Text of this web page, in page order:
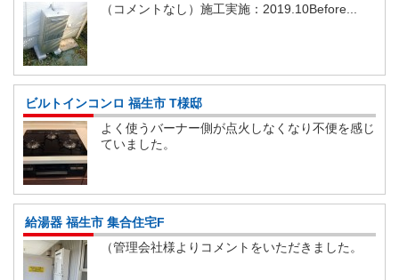
（コメントなし）施工実施：2019.10Before...
ビルトインコンロ 福生市 T様邸
よく使うバーナー側が点火しなくなり不便を感じ
ていました。
給湯器 福生市 集合住宅F
（管理会社様よりコメントをいただきました。